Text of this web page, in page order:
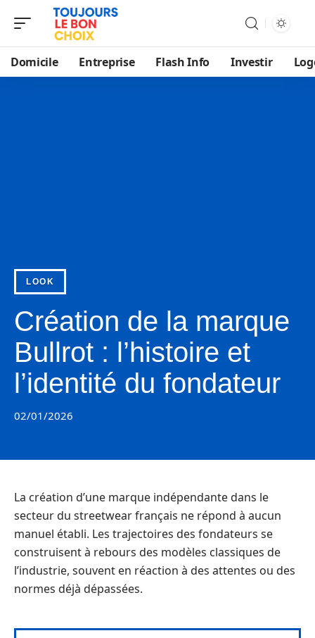
Domicile Entreprise Flash Info Investir
LOOK
Création de la marque
Bullrot : l’histoire et
l’identité du fondateur
02/01/2026
La création d’une marque indépendante dans le
secteur du streetwear français ne répond à aucun
manuel établi. Les trajectoires des fondateurs se
construisent à rebours des modèles classiques de
l’industrie, souvent en réaction à des attentes ou des
normes déjà dépassées.